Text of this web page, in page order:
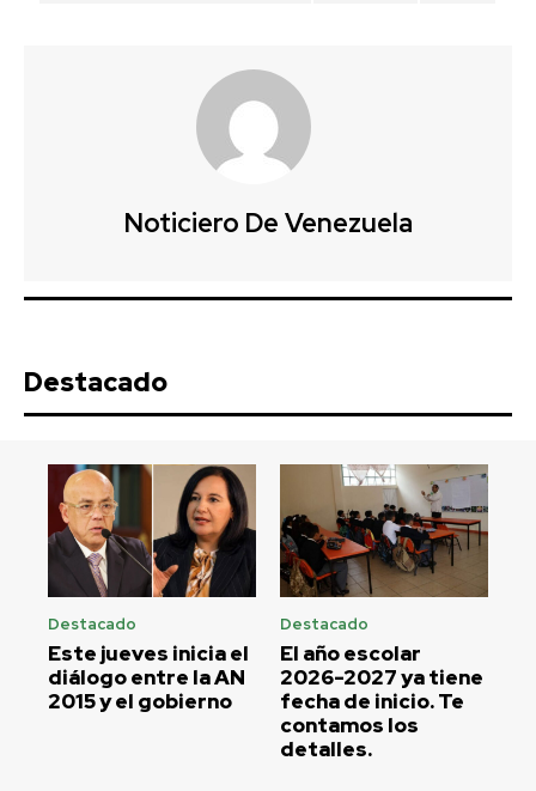
Noticiero De Venezuela
Destacado
Destacado
Este jueves inicia el
diálogo entre la AN
2015 y el gobierno
Destacado
El año escolar
2026-2027 ya tiene
fecha de inicio. Te
contamos los
detalles.